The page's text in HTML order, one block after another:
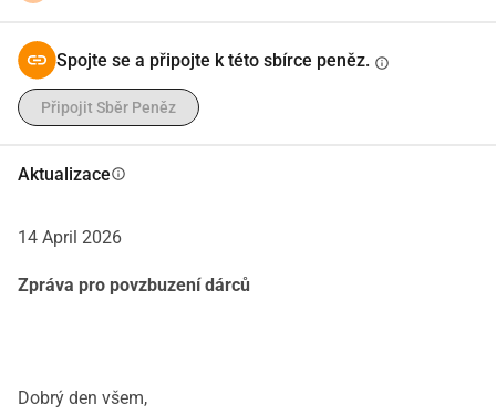
Spojte se a připojte k této sbírce peněz. info
Připojit Sběr Peněz
Aktualizaceinfo
14 April 2026
Zpráva pro povzbuzení dárců
Dobrý den všem,